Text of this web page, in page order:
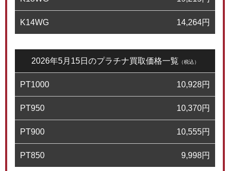
K14WG 14,264円
2026年5月15日のプラチナ買取価格一覧 （税込）
PT1000 10,928円
PT950 10,370円
PT900 10,555円
PT850 9,998円